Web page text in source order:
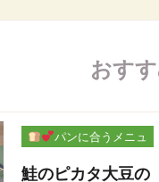
おす
パンに合うメニュ
鮭のピカタ大豆の